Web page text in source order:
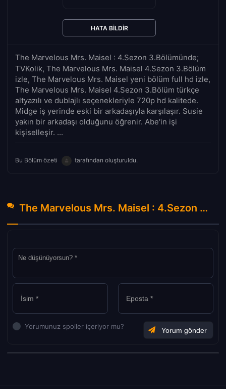
The Marvelous Mrs. Maisel : 4.Sezon 3.Bölümünde;
TVKolik, The Marvelous Mrs. Maisel 4.Sezon 3.Bölüm
izle, The Marvelous Mrs. Maisel yeni bölüm full hd izle,
The Marvelous Mrs. Maisel 4.Sezon 3.Bölüm türkçe
altyazılı ve dublajlı seçenekleriyle 720p hd kalitede.
Midge iş yerinde eski bir arkadaşıyla karşılaşır. Susie
yakın bir arkadaşı olduğunu öğrenir. Abe'in işi
kişiselleşir. ...
Bu Bölüm özeti tarafından oluşturuldu.
HATA BILDIR
The Marvelous Mrs. Maisel : 4.Sezon 3.Bölüm Hakkında Yorumlar
Yorumunuz spoiler içeriyor mu?